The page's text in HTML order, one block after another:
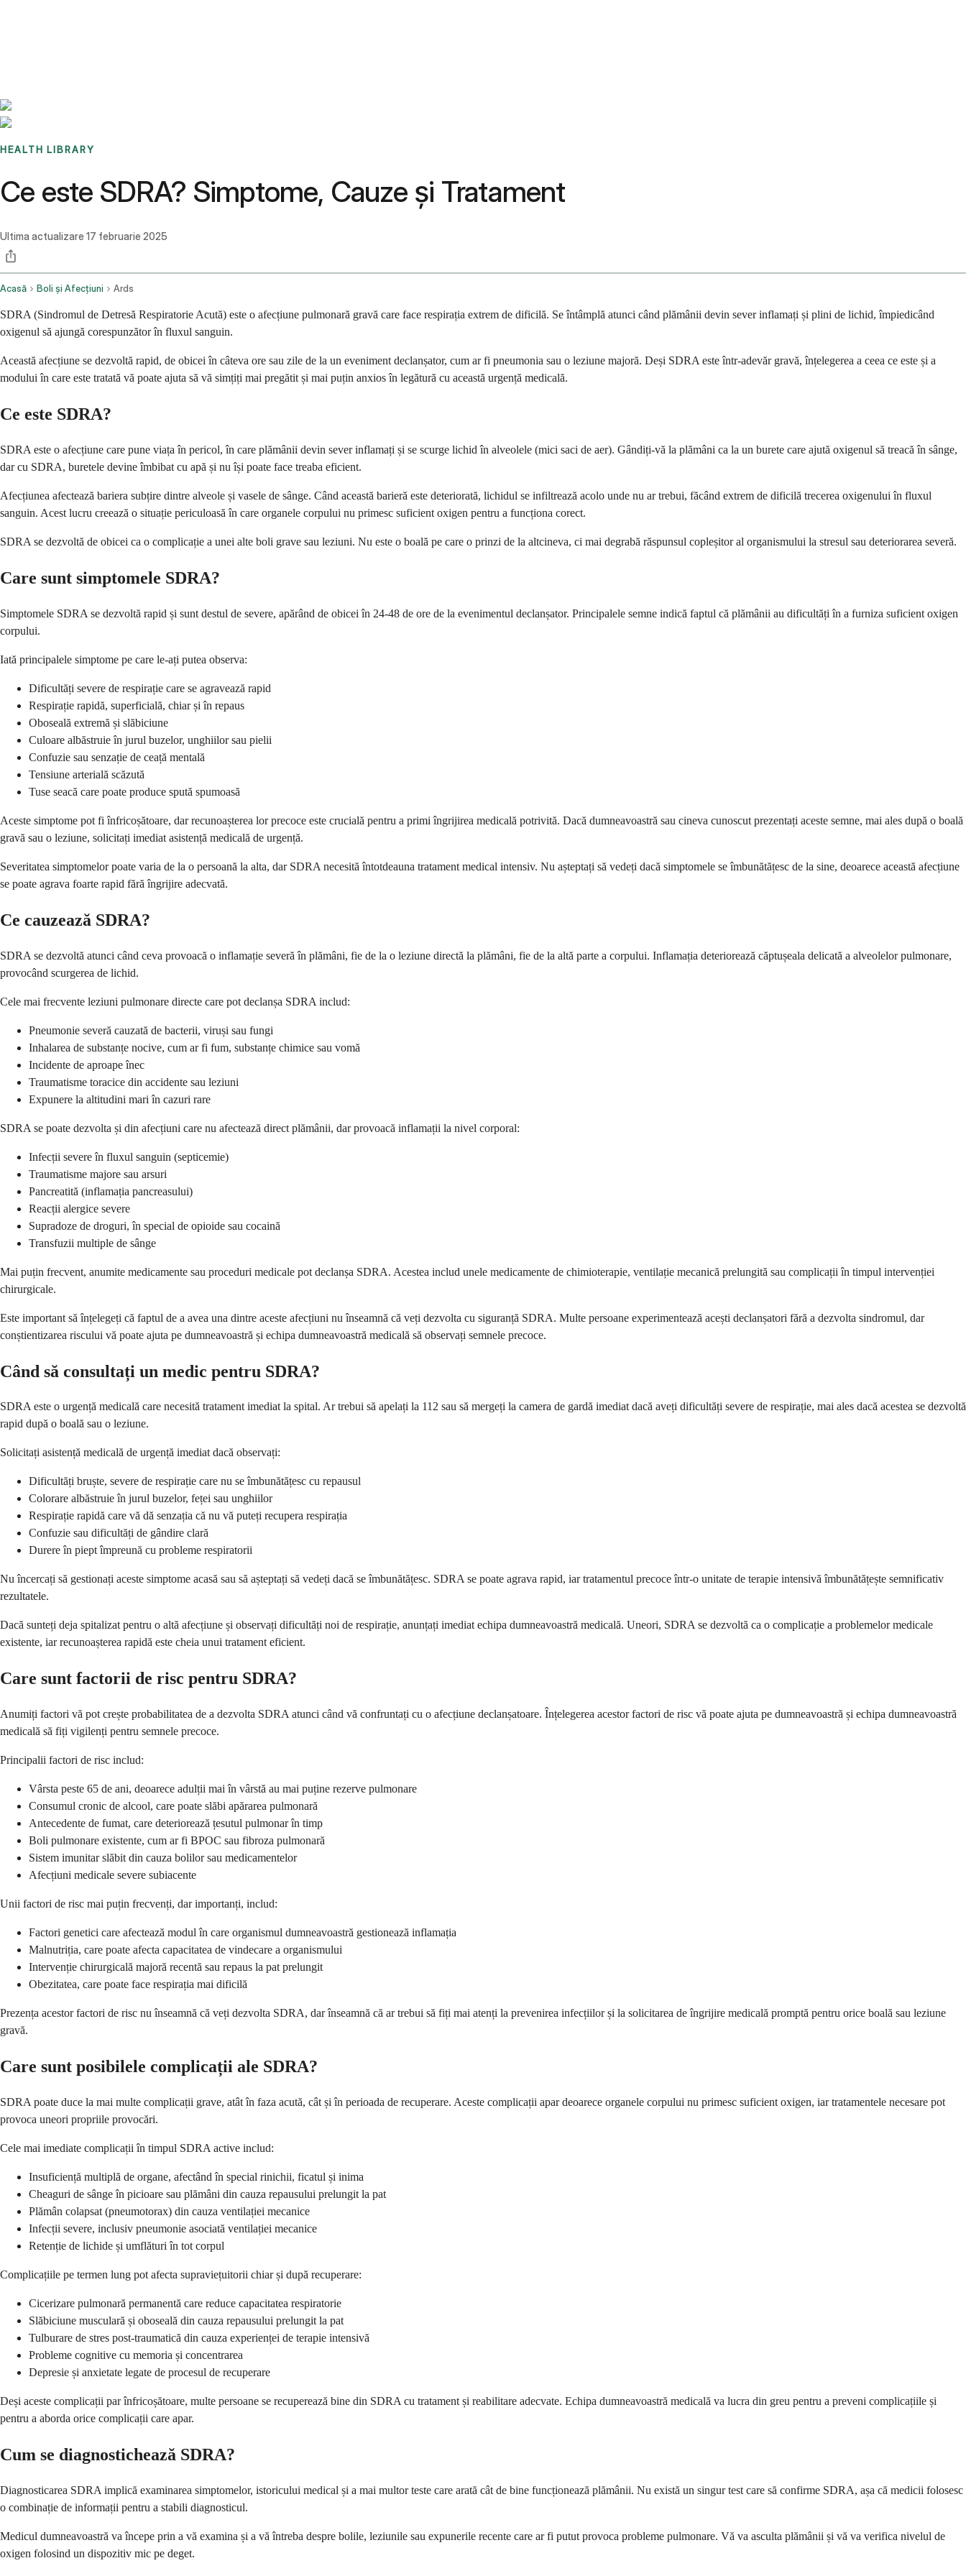
HEALTH LIBRARY
Ce este SDRA? Simptome, Cauze și Tratament
Ultima actualizare 17 februarie 2025
Acasă Boli și Afecțiuni Ards
SDRA (Sindromul de Detresă Respiratorie Acută) este o afecțiune pulmonară gravă care face respirația extrem de dificilă. Se întâmplă atunci când plămânii devin sever inflamați și plini de lichid, împiedicând
oxigenul să ajungă corespunzător în fluxul sanguin.
Această afecțiune se dezvoltă rapid, de obicei în câteva ore sau zile de la un eveniment declanșator, cum ar fi pneumonia sau o leziune majoră. Deși SDRA este într-adevăr gravă, înțelegerea a ceea ce este și a
modului în care este tratată vă poate ajuta să vă simțiți mai pregătit și mai puțin anxios în legătură cu această urgență medicală.
Ce este SDRA?
SDRA este o afecțiune care pune viața în pericol, în care plămânii devin sever inflamați și se scurge lichid în alveolele (mici saci de aer). Gândiți-vă la plămâni ca la un burete care ajută oxigenul să treacă în sânge,
dar cu SDRA, buretele devine îmbibat cu apă și nu își poate face treaba eficient.
Afecțiunea afectează bariera subțire dintre alveole și vasele de sânge. Când această barieră este deteriorată, lichidul se infiltrează acolo unde nu ar trebui, făcând extrem de dificilă trecerea oxigenului în fluxul
sanguin. Acest lucru creează o situație periculoasă în care organele corpului nu primesc suficient oxigen pentru a funcționa corect.
SDRA se dezvoltă de obicei ca o complicație a unei alte boli grave sau leziuni. Nu este o boală pe care o prinzi de la altcineva, ci mai degrabă răspunsul copleșitor al organismului la stresul sau deteriorarea severă.
Care sunt simptomele SDRA?
Simptomele SDRA se dezvoltă rapid și sunt destul de severe, apărând de obicei în 24-48 de ore de la evenimentul declanșator. Principalele semne indică faptul că plămânii au dificultăți în a furniza suficient oxigen
corpului.
Iată principalele simptome pe care le-ați putea observa:
Dificultăți severe de respirație care se agravează rapid
Respirație rapidă, superficială, chiar și în repaus
Oboseală extremă și slăbiciune
Culoare albăstruie în jurul buzelor, unghiilor sau pielii
Confuzie sau senzație de ceață mentală
Tensiune arterială scăzută
Tuse seacă care poate produce spută spumoasă
Aceste simptome pot fi înfricoșătoare, dar recunoașterea lor precoce este crucială pentru a primi îngrijirea medicală potrivită. Dacă dumneavoastră sau cineva cunoscut prezentați aceste semne, mai ales după o boală
gravă sau o leziune, solicitați imediat asistență medicală de urgență.
Severitatea simptomelor poate varia de la o persoană la alta, dar SDRA necesită întotdeauna tratament medical intensiv. Nu așteptați să vedeți dacă simptomele se îmbunătățesc de la sine, deoarece această afecțiune
se poate agrava foarte rapid fără îngrijire adecvată.
Ce cauzează SDRA?
SDRA se dezvoltă atunci când ceva provoacă o inflamație severă în plămâni, fie de la o leziune directă la plămâni, fie de la altă parte a corpului. Inflamația deteriorează căptușeala delicată a alveolelor pulmonare,
provocând scurgerea de lichid.
Cele mai frecvente leziuni pulmonare directe care pot declanșa SDRA includ:
Pneumonie severă cauzată de bacterii, viruși sau fungi
Inhalarea de substanțe nocive, cum ar fi fum, substanțe chimice sau vomă
Incidente de aproape înec
Traumatisme toracice din accidente sau leziuni
Expunere la altitudini mari în cazuri rare
SDRA se poate dezvolta și din afecțiuni care nu afectează direct plămânii, dar provoacă inflamații la nivel corporal:
Infecții severe în fluxul sanguin (septicemie)
Traumatisme majore sau arsuri
Pancreatită (inflamația pancreasului)
Reacții alergice severe
Supradoze de droguri, în special de opioide sau cocaină
Transfuzii multiple de sânge
Mai puțin frecvent, anumite medicamente sau proceduri medicale pot declanșa SDRA. Acestea includ unele medicamente de chimioterapie, ventilație mecanică prelungită sau complicații în timpul intervenției
chirurgicale.
Este important să înțelegeți că faptul de a avea una dintre aceste afecțiuni nu înseamnă că veți dezvolta cu siguranță SDRA. Multe persoane experimentează acești declanșatori fără a dezvolta sindromul, dar
conștientizarea riscului vă poate ajuta pe dumneavoastră și echipa dumneavoastră medicală să observați semnele precoce.
Când să consultați un medic pentru SDRA?
SDRA este o urgență medicală care necesită tratament imediat la spital. Ar trebui să apelați la 112 sau să mergeți la camera de gardă imediat dacă aveți dificultăți severe de respirație, mai ales dacă acestea se dezvoltă
rapid după o boală sau o leziune.
Solicitați asistență medicală de urgență imediat dacă observați:
Dificultăți bruște, severe de respirație care nu se îmbunătățesc cu repausul
Colorare albăstruie în jurul buzelor, feței sau unghiilor
Respirație rapidă care vă dă senzația că nu vă puteți recupera respirația
Confuzie sau dificultăți de gândire clară
Durere în piept împreună cu probleme respiratorii
Nu încercați să gestionați aceste simptome acasă sau să așteptați să vedeți dacă se îmbunătățesc. SDRA se poate agrava rapid, iar tratamentul precoce într-o unitate de terapie intensivă îmbunătățește semnificativ
rezultatele.
Dacă sunteți deja spitalizat pentru o altă afecțiune și observați dificultăți noi de respirație, anunțați imediat echipa dumneavoastră medicală. Uneori, SDRA se dezvoltă ca o complicație a problemelor medicale
existente, iar recunoașterea rapidă este cheia unui tratament eficient.
Care sunt factorii de risc pentru SDRA?
Anumiți factori vă pot crește probabilitatea de a dezvolta SDRA atunci când vă confruntați cu o afecțiune declanșatoare. Înțelegerea acestor factori de risc vă poate ajuta pe dumneavoastră și echipa dumneavoastră
medicală să fiți vigilenți pentru semnele precoce.
Principalii factori de risc includ:
Vârsta peste 65 de ani, deoarece adulții mai în vârstă au mai puține rezerve pulmonare
Consumul cronic de alcool, care poate slăbi apărarea pulmonară
Antecedente de fumat, care deteriorează țesutul pulmonar în timp
Boli pulmonare existente, cum ar fi BPOC sau fibroza pulmonară
Sistem imunitar slăbit din cauza bolilor sau medicamentelor
Afecțiuni medicale severe subiacente
Unii factori de risc mai puțin frecvenți, dar importanți, includ:
Factori genetici care afectează modul în care organismul dumneavoastră gestionează inflamația
Malnutriția, care poate afecta capacitatea de vindecare a organismului
Intervenție chirurgicală majoră recentă sau repaus la pat prelungit
Obezitatea, care poate face respirația mai dificilă
Prezența acestor factori de risc nu înseamnă că veți dezvolta SDRA, dar înseamnă că ar trebui să fiți mai atenți la prevenirea infecțiilor și la solicitarea de îngrijire medicală promptă pentru orice boală sau leziune
gravă.
Care sunt posibilele complicații ale SDRA?
SDRA poate duce la mai multe complicații grave, atât în faza acută, cât și în perioada de recuperare. Aceste complicații apar deoarece organele corpului nu primesc suficient oxigen, iar tratamentele necesare pot
provoca uneori propriile provocări.
Cele mai imediate complicații în timpul SDRA active includ:
Insuficiență multiplă de organe, afectând în special rinichii, ficatul și inima
Cheaguri de sânge în picioare sau plămâni din cauza repausului prelungit la pat
Plămân colapsat (pneumotorax) din cauza ventilației mecanice
Infecții severe, inclusiv pneumonie asociată ventilației mecanice
Retenție de lichide și umflături în tot corpul
Complicațiile pe termen lung pot afecta supraviețuitorii chiar și după recuperare:
Cicerizare pulmonară permanentă care reduce capacitatea respiratorie
Slăbiciune musculară și oboseală din cauza repausului prelungit la pat
Tulburare de stres post-traumatică din cauza experienței de terapie intensivă
Probleme cognitive cu memoria și concentrarea
Depresie și anxietate legate de procesul de recuperare
Deși aceste complicații par înfricoșătoare, multe persoane se recuperează bine din SDRA cu tratament și reabilitare adecvate. Echipa dumneavoastră medicală va lucra din greu pentru a preveni complicațiile și
pentru a aborda orice complicații care apar.
Cum se diagnostichează SDRA?
Diagnosticarea SDRA implică examinarea simptomelor, istoricului medical și a mai multor teste care arată cât de bine funcționează plămânii. Nu există un singur test care să confirme SDRA, așa că medicii folosesc
o combinație de informații pentru a stabili diagnosticul.
Medicul dumneavoastră va începe prin a vă examina și a vă întreba despre bolile, leziunile sau expunerile recente care ar fi putut provoca probleme pulmonare. Vă va asculta plămânii și vă va verifica nivelul de
oxigen folosind un dispozitiv mic pe deget.